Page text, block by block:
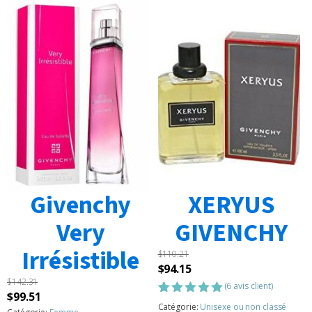
Givenchy
Very
Irrésistible
$142.31
Le
$99.51
XERYUS
GIVENCHY
$110.21
Le
prix
initial
$94.15Le
prix
actuel
Noté5.00
6
(6 avis client)
Catégorie: Unisexe ou non classé